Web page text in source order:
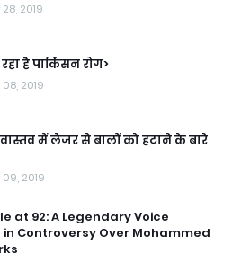
2019
है पार्किंसन रोग>
2019
में लेजर से बालों को हटाने के बारे
2019
at 92: A Legendary Voice
Controversy Over Mohammed